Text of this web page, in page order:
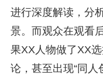
进行深度解读，分
景。而观众在观看
果XX人物做了XX
论，甚至出现“同人